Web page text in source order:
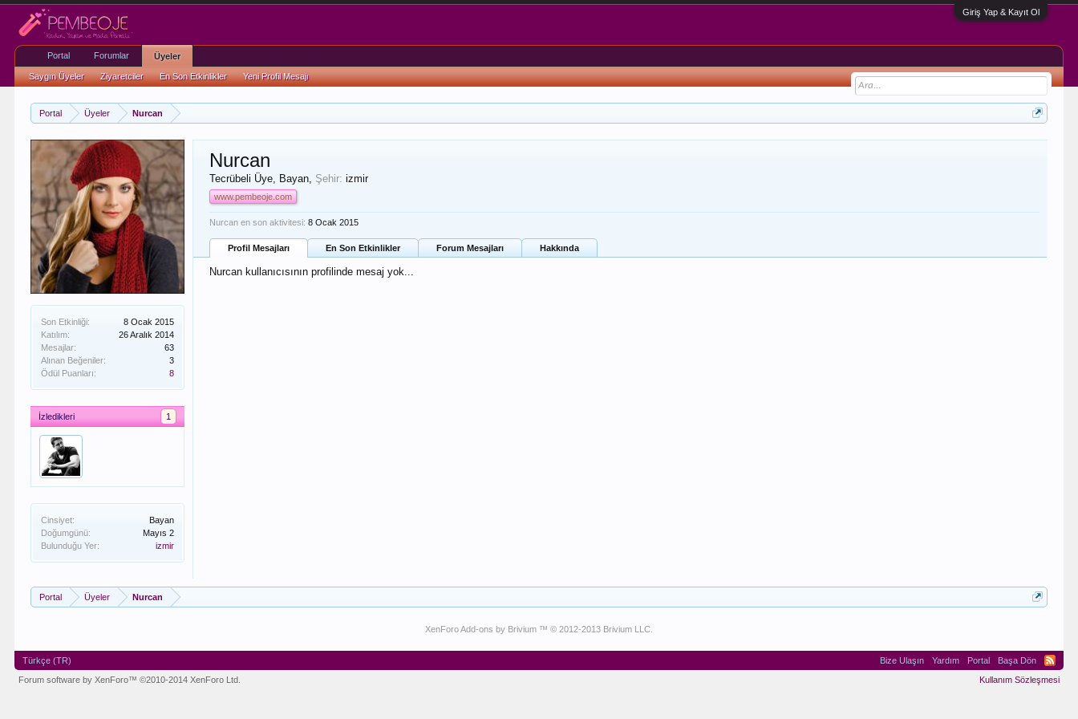
Giriş Yap & Kayıt Ol
Portal Üyeler Nurcan
Son Etkinliği:
8 Ocak 2015
Katılım:
26 Aralık 2014
Mesajlar:
63
Alınan Beğeniler:
3
Ödül Puanları:
8
İzledikleri 1
Cinsiyet:
Bayan
Doğumgünü:
Mayıs 2
Bulunduğu Yer:
izmir
Nurcan
Tecrübeli Üye, Bayan, Şehir:izmir
www.pembeoje.com
Nurcan en son aktivitesi: 8 Ocak 2015
Profil Mesajları En Son Etkinlikler Forum Mesajları Hakkında
Nurcan kullanıcısının profilinde mesaj yok...
Portal Üyeler Nurcan
XenForo Add-ons by Brivium ™ © 2012-2013 Brivium LLC.
Portal Forumlar Üyeler
Saygın Üyeler Ziyaretciler En Son Etkinlikler Yeni Profil Mesajı
Türkçe (TR) Bize Ulaşın Yardım Portal
Başa Dön
Kullanım Sözleşmesi
Forum software by XenForo™©2010-2014 XenForo Ltd.